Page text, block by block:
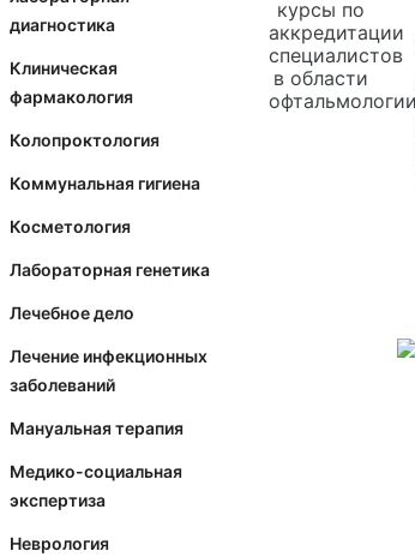
диагностика
Клиническая
фармакология
Колопроктология
Коммунальная гигиена
Косметология
Лабораторная генетика
Лечебное дело
Лечение инфекционных
заболеваний
Мануальная терапия
Медико-социальная
экспертиза
Неврология